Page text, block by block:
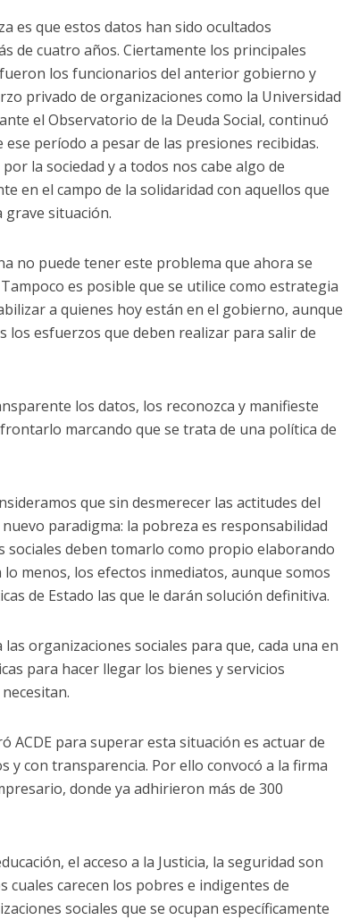
es que estos datos han sido ocultados
de cuatro años. Ciertamente los principales
los funcionarios del anterior gobierno y
privado de organizaciones como la Universidad
el Observatorio de la Deuda Social, continuó
período a pesar de las presiones recibidas.
la sociedad y a todos nos cabe algo de
en el campo de la solidaridad con aquellos que
grave situación.
no puede tener este problema que ahora se
es posible que se utilice como estrategia
a quienes hoy están en el gobierno, aunque
los esfuerzos que deben realizar para salir de
los datos, los reconozca y manifieste
marcando que se trata de una política de
que sin desmerecer las actitudes del
paradigma: la pobreza es responsabilidad
sociales deben tomarlo como propio elaborando
menos, los efectos inmediatos, aunque somos
de Estado las que le darán solución definitiva.
las organizaciones sociales para que, cada una en
para hacer llegar los bienes y servicios
ACDE para superar esta situación es actuar de
y con transparencia. Por ello convocó a la firma
donde ya adhirieron más de 300
el acceso a la Justicia, la seguridad son
cuales carecen los pobres e indigentes de
sociales que se ocupan específicamente